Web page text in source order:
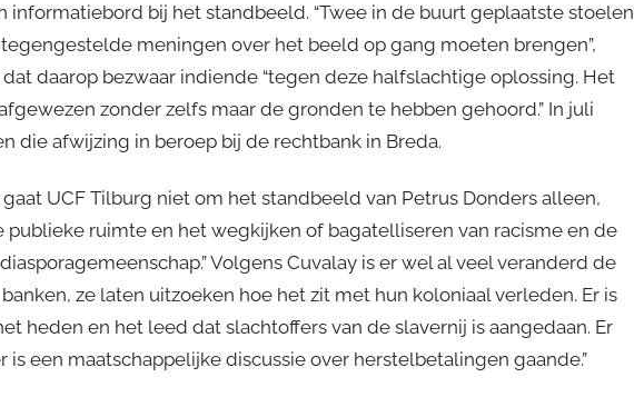
informatiebord bij het standbeeld. “Twee in de buurt geplaatste stoelen
meningen over het beeld op gang moeten brengen”,
daarop bezwaar indiende “tegen deze halfslachtige oplossing. Het
zonder zelfs maar de gronden te hebben gehoord.” In juli
die afwijzing in beroep bij de rechtbank in Breda.
UCF Tilburg niet om het standbeeld van Petrus Donders alleen,
publieke ruimte en het wegkijken of bagatelliseren van racisme en de
Volgens Cuvalay is er wel al veel veranderd de
ze laten uitzoeken hoe het zit met hun koloniaal verleden. Er is
heden en het leed dat slachtoffers van de slavernij is aangedaan. Er
een maatschappelijke discussie over herstelbetalingen gaande.”